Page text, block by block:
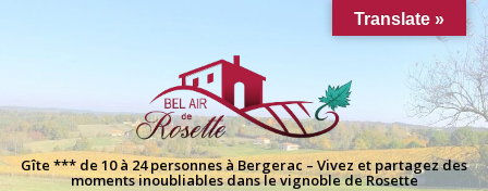
Gîte *** de 10 à 24 personnes à Bergerac – Vivez et partagez des
moments inoubliables dans le vignoble de Rosette
Translate »